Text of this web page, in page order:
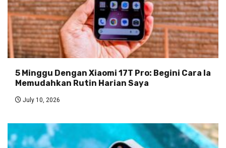
5 Minggu Dengan Xiaomi 17T Pro: Begini Cara Ia
Memudahkan Rutin Harian Saya
July 10, 2026